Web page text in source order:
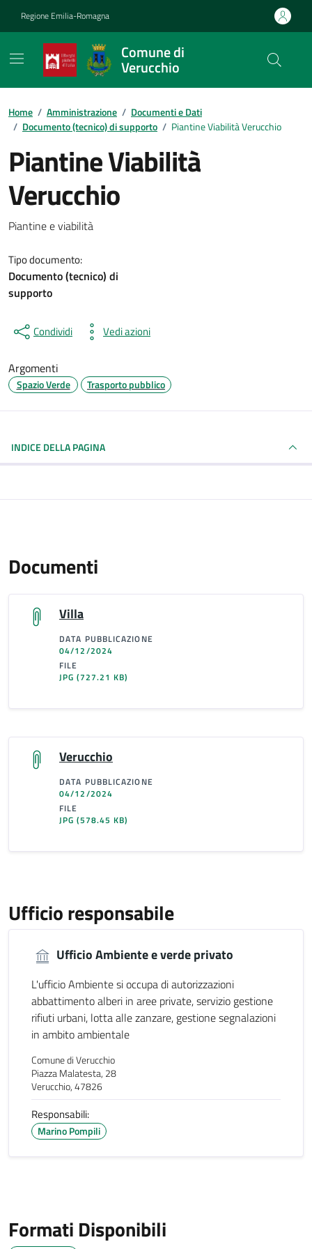
Regione Emilia-Romagna
Comune di
Verucchio
Contenuti in evidenza
Home / Amministrazione / Documenti e Dati
/ Documento (tecnico) di supporto / Piantine Viabilità Verucchio
Piantine Viabilità
Verucchio
Dettagli del documento
Piantine e viabilità
Tipo documento:
Documento (tecnico) di
supporto
Condividi Vedi azioni
Argomenti
Spazio Verde Trasporto pubblico
INDICE DELLA PAGINA
Documenti
Villa
DATA PUBBLICAZIONE
04/12/2024
FILE
JPG(727.21 KB)
Verucchio
DATA PUBBLICAZIONE
04/12/2024
FILE
JPG(578.45 KB)
Ufficio responsabile
Ufficio Ambiente e verde privato
L'ufficio Ambiente si occupa di autorizzazioni
abbattimento alberi in aree private, servizio gestione
rifiuti urbani, lotta alle zanzare, gestione segnalazioni
in ambito ambientale
Comune di Verucchio
Piazza Malatesta, 28
Verucchio, 47826
Responsabili:
Marino Pompili
Formati Disponibili